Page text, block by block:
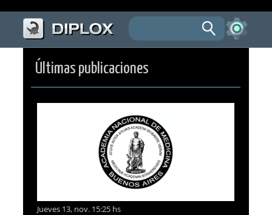
Últimas publicaciones
Jueves 13, nov. 15:25 hs